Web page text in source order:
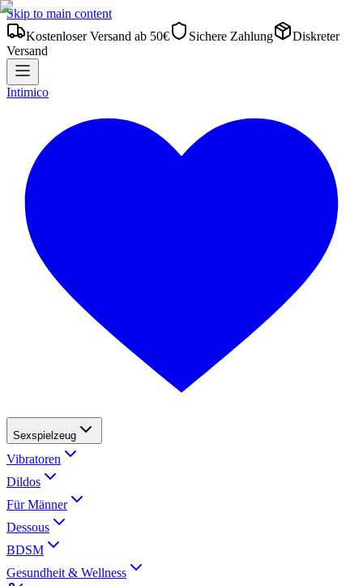
Skip to main content
Kostenloser Versand ab 50€
Sichere Zahlung
Diskreter
Versand
Intimico
Sexspielzeug
Vibratoren
Dildos
Für Männer
Dessous
BDSM
Gesundheit & Wellness